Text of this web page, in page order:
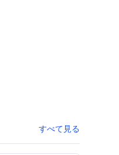
すべて見る